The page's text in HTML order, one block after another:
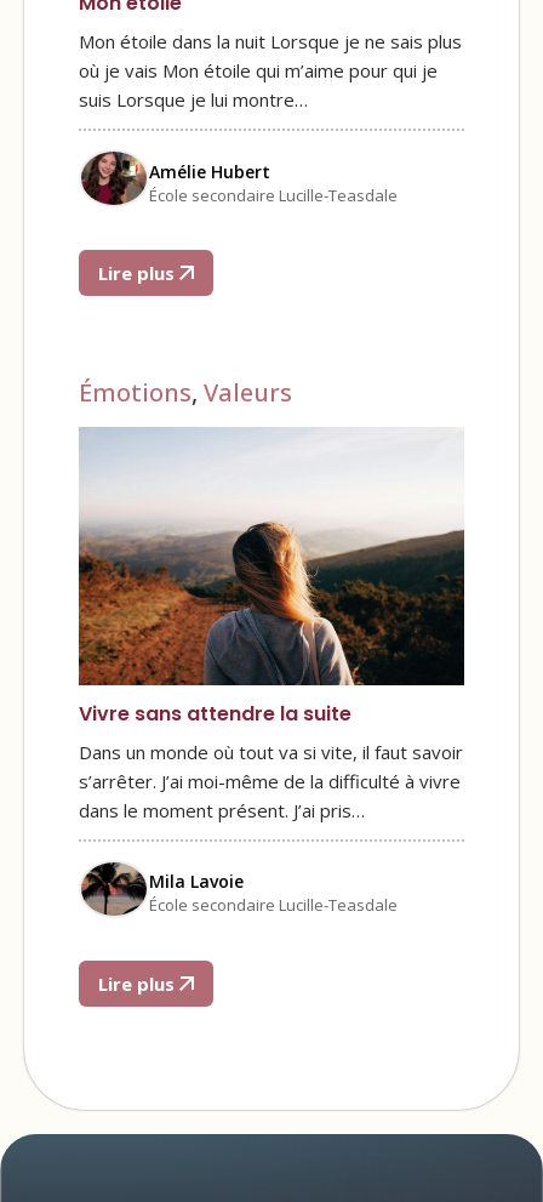
Mon étoile dans la nuit Lorsque je ne sais plus
où je vais Mon étoile qui m’aime pour qui je
suis Lorsque je lui montre…
Amélie Hubert
École secondaire Lucille-Teasdale
Lire plus
Émotions, Valeurs
Vivre sans attendre la suite
Dans un monde où tout va si vite, il faut savoir
s’arrêter. J’ai moi-même de la difficulté à vivre
dans le moment présent. J’ai pris…
Mila Lavoie
École secondaire Lucille-Teasdale
Lire plus